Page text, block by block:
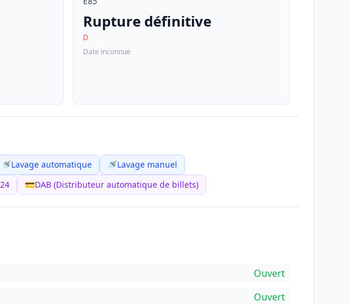
Rupture définitive
D
Date inconnue
🚿Lavage automatique 🚿Lavage manuel
💳DAB (Distributeur automatique de billets)
Ouvert
Ouvert